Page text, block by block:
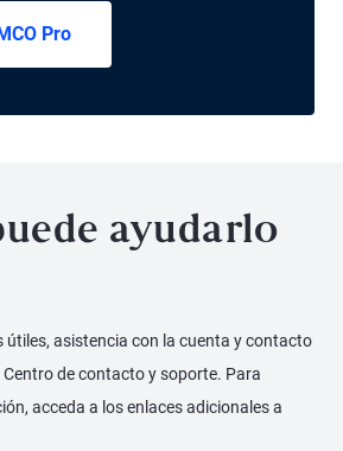
Pro
ayudarlo
útiles, asistencia con la cuenta y contacto
de contacto y soporte. Para
acceda a los enlaces adicionales a